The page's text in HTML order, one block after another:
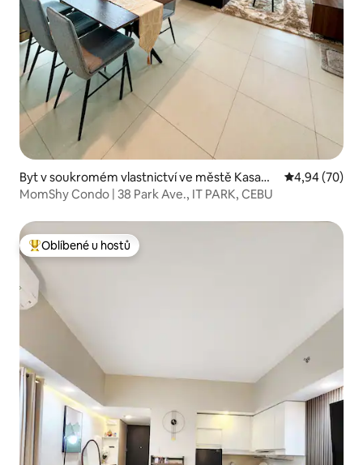
Byt v soukromém vlastnictví ve městě Kasam
bagan
Průměrné
4,94 (70)
MomShy Condo | 38 Park Ave., IT PARK, CEBU
Nejlepší v kategorii Oblíbené u hostů
Oblíbené u hostů